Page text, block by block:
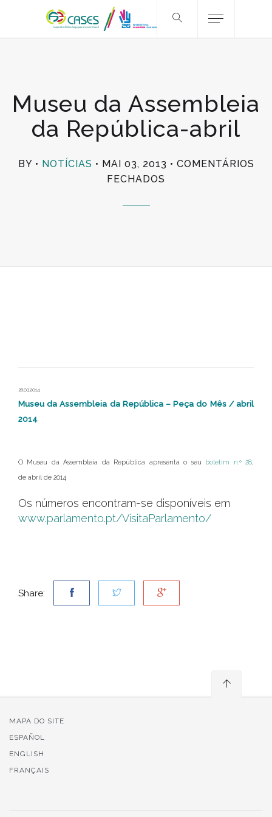
Museu da Assembleia
da República-abril
BY NOTÍCIAS MAI 03, 2013
COMENTÁRIOS
FECHADOS
28.03.2014
Museu da Assembleia da República – Peça do Mês / abril
2014
O Museu da Assembleia da República apresenta o seu boletim n.º 28
de abril de 2014
Os números encontram-se disponíveis em
www.parlamento.pt/VisitaParlamento/
Share:
MAPA DO SITE
ESPAÑOL
ENGLISH
FRANÇAIS